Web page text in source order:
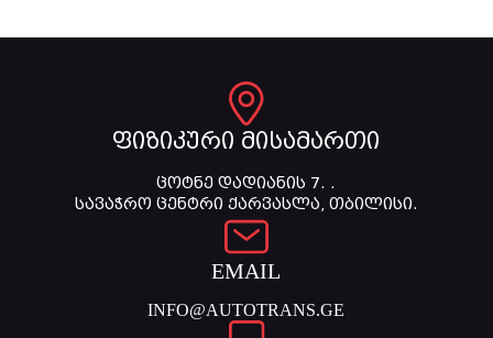
ფიზიკური მისამართი
ცოტნე დადიანის 7. .
სავაჭრო ცენტრი ქარვასლა, თბილისი.
EMAIL
INFO@AUTOTRANS.GE